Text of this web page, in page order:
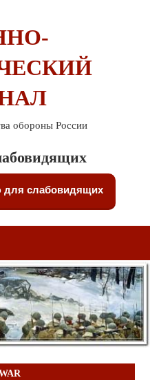
обороны России
слабовидящих